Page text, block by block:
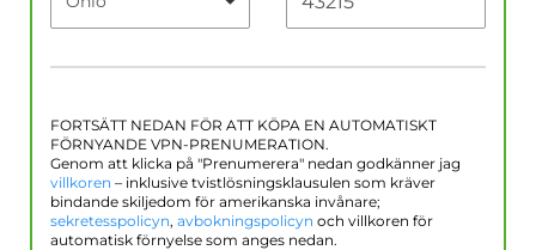
FORTSÄTT NEDAN FÖR ATT KÖPA EN AUTOMATISKT
FÖRNYANDE VPN-PRENUMERATION.
Genom att klicka på "Prenumerera" nedan godkänner jag
villkoren – inklusive tvistlösningsklausulen som kräver
bindande skiljedom för amerikanska invånare;
sekretesspolicyn, avbokningspolicyn och villkoren för
automatisk förnyelse som anges nedan.